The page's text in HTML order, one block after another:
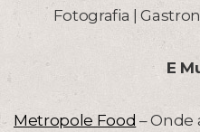
Fotografia |
E
Metropole Food – Onde